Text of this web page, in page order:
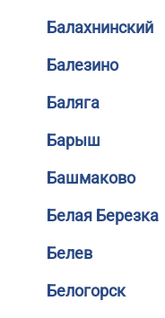
Балахнинский
Балезино
Баляга
Барыш
Башмаково
Белая Березка
Белев
Белогорск